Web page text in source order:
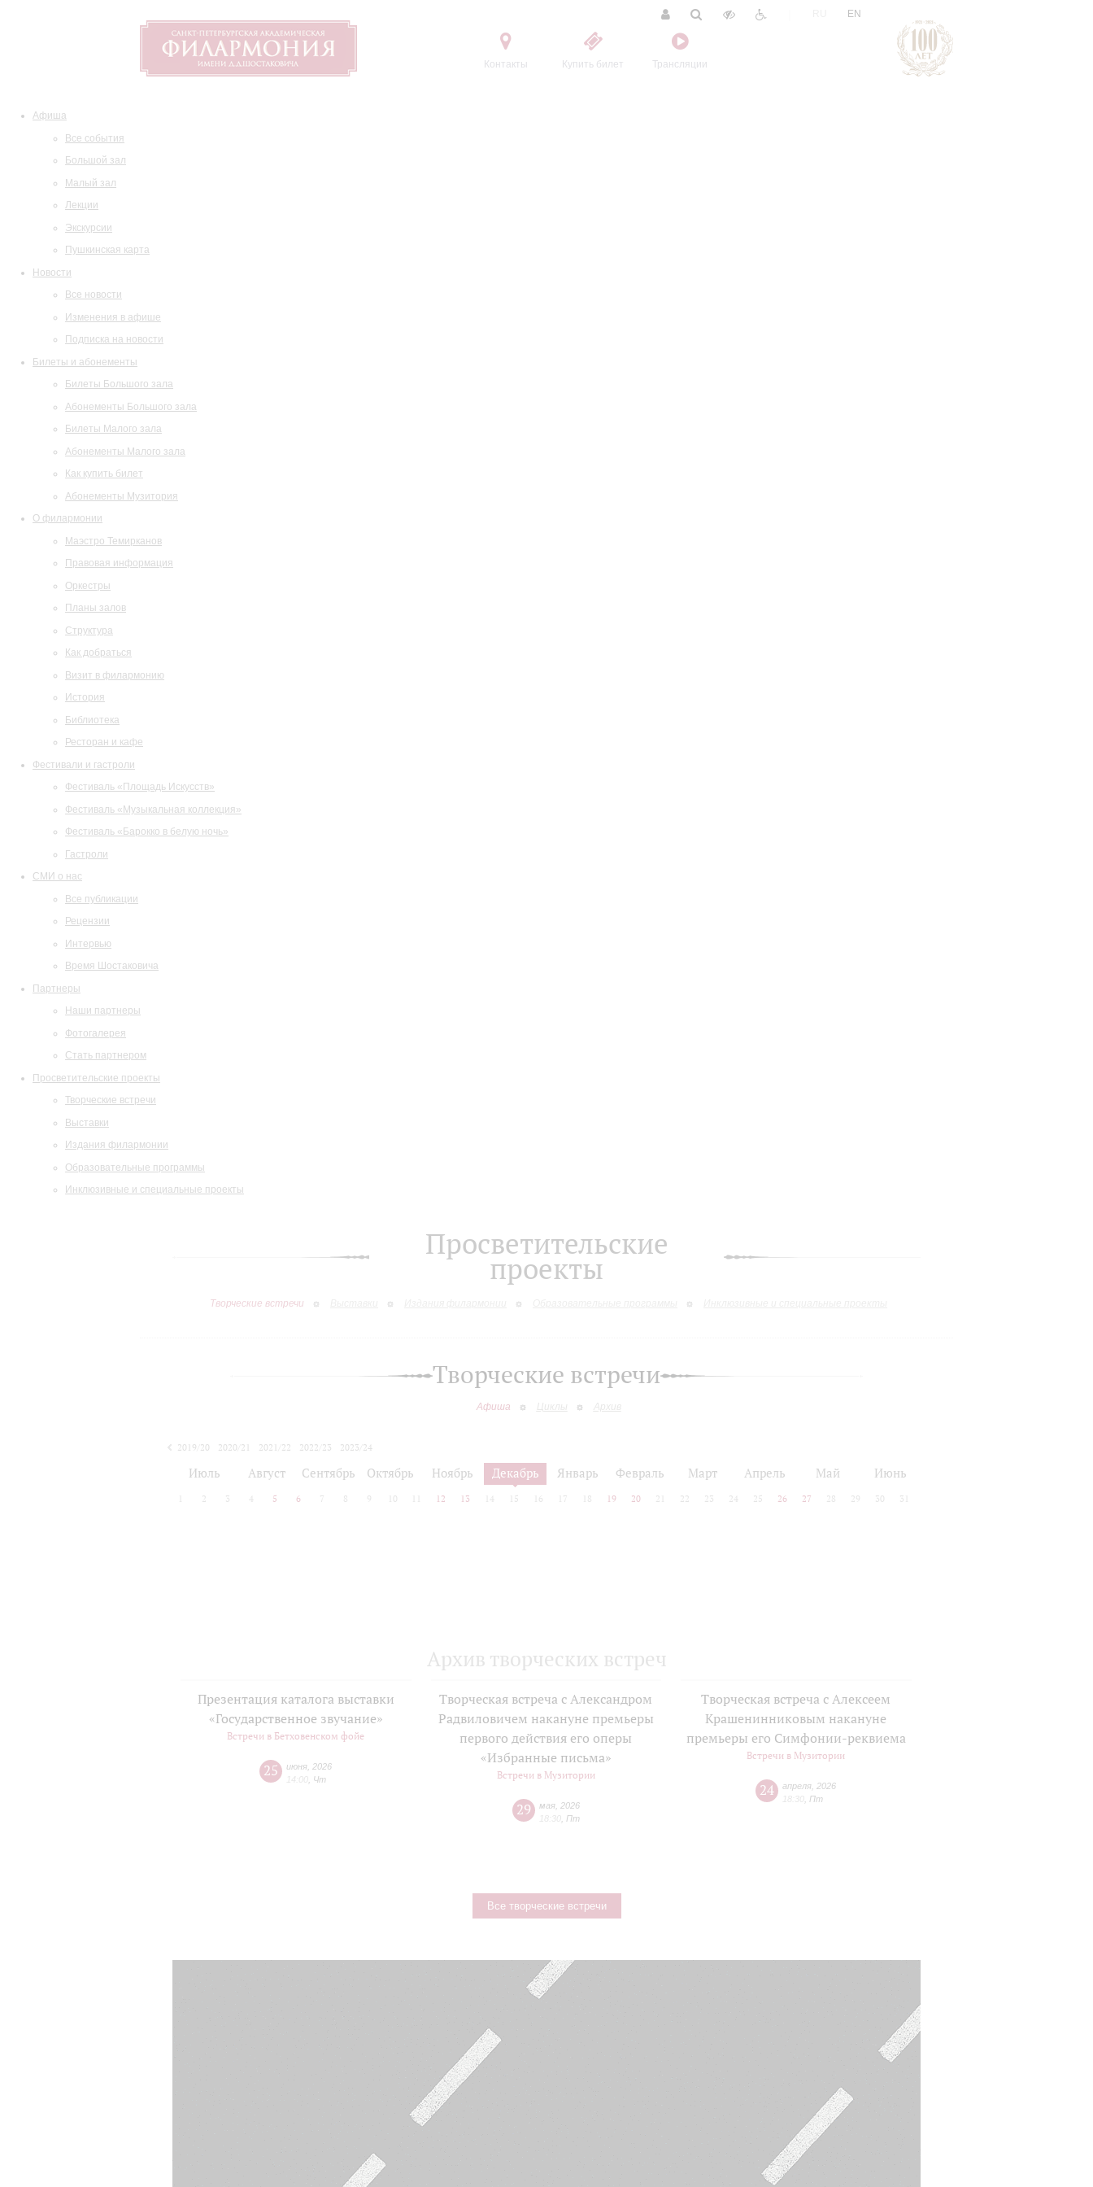
Контакты Купить билет Трансляции
EN
Афиша
Все события
Большой зал
Малый зал
Лекции
Экскурсии
Пушкинская карта
Новости
Все новости
Изменения в афише
Подписка на новости
Билеты и абонементы
Билеты Большого зала
Абонементы Большого зала
Билеты Малого зала
Абонементы Малого зала
Как купить билет
Абонементы Музитория
О филармонии
Маэстро Темирканов
Правовая информация
Оркестры
Планы залов
Структура
Как добраться
Визит в филармонию
История
Библиотека
Ресторан и кафе
Фестивали и гастроли
Фестиваль «Площадь Искусств»
Фестиваль «Музыкальная коллекция»
Фестиваль «Барокко в белую ночь»
Гастроли
СМИ о нас
Все публикации
Рецензии
Интервью
Время Шостаковича
Партнеры
Наши партнеры
Фотогалерея
Стать партнером
Просветительские проекты
Творческие встречи
Выставки
Издания филармонии
Образовательные программы
Инклюзивные и специальные проекты
Просветительские
проекты
Творческие встречи
Творческие встречи
Афиша Циклы Архив
2019/20 2020/21 2021/22 2022/23
2023/24
Июль Август Сентябрь Октябрь Ноябрь Декабрь Январь Февраль Март Апрель Май Июнь
2 3 4 5 6 7 8 9 10 12 13 14 15 16 17 18 19 20 21 22 23 24 25 26 27 28 29 30 31
Архив творческих встреч
Презентация каталога выставки
«Государственное звучание»
Встречи в Бетховенском фойе
25 июня 2026
14:00 Чт
Творческая встреча с Александром
Радвиловичем накануне премьеры
первого действия его оперы
«Избранные письма»
Встречи в Музитории
29 мая, 2026
18:30, Пт
Творческая встреча с Алексеем
Крашенинниковым накануне
премьеры его Симфонии-реквиема
Встречи в Музитории
24 апреля 2026
18:30 Пт
Все творческие встречи